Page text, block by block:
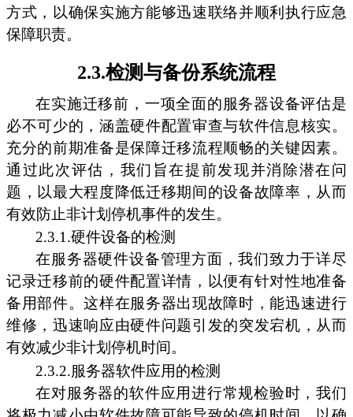
方式，以确保实施方能够迅速联络并顺利执行应急
保障职责。
2.3.检测与备份系统流程
在实施迁移前，一项全面的服务器设备评估是
必不可少的，涵盖硬件配置审查与软件信息核实。
充分的前期准备是保障迁移流程顺畅的关键因素。
通过此次评估，我们旨在提前发现并消除潜在问
题，以最大程度降低迁移期间的设备故障率，从而
有效防止非计划停机事件的发生。
2.3.1.硬件设备的检测
在服务器硬件设备管理方面，我们致力于详尽
记录迁移前的硬件配置详情，以便有针对性地准备
备用部件。这样在服务器出现故障时，能迅速进行
维修，迅速响应由硬件问题引发的突发宕机，从而
有效减少非计划停机时间。
2.3.2.服务器软件应用的检测
在对服务器的软件应用进行常规检验时，我们